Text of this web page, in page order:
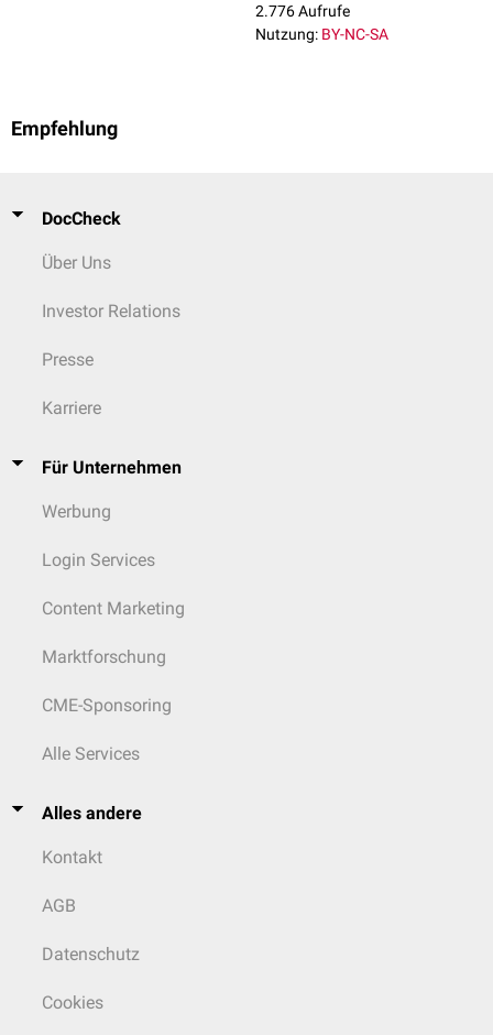
2.776 Aufrufe
Nutzung: BY-NC-SA
Empfehlung
DocCheck
Über Uns
Investor Relations
Presse
Karriere
Für Unternehmen
Werbung
Login Services
Content Marketing
Marktforschung
CME-Sponsoring
Alle Services
Alles andere
Kontakt
AGB
Datenschutz
Cookies